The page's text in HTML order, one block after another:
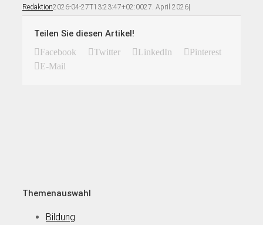
Redaktion2026-04-27T13:23:47+02:0027. April 2026|
Teilen Sie diesen Artikel!
Facebook Twitter LinkedIn
Pinterest
E-Mail
Themenauswahl
Bildung